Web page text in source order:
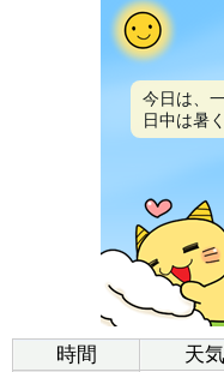
今日は、
日中は暑
時間 天気